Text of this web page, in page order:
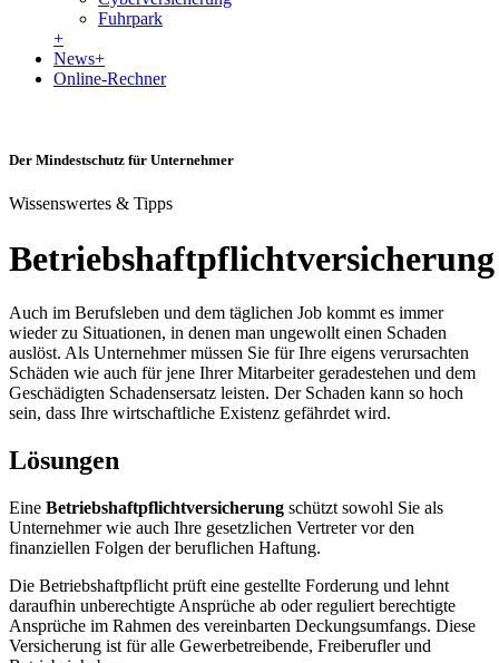
Fuhrpark
+
News+
Online-Rechner
Der Mindestschutz für Unternehmer
Wissenswertes & Tipps
Betriebshaftpflichtversicherung
Auch im Berufsleben und dem täglichen Job kommt es immer
wieder zu Situationen, in denen man ungewollt einen Schaden
auslöst. Als Unternehmer müssen Sie für Ihre eigens verursachten
Schäden wie auch für jene Ihrer Mitarbeiter geradestehen und dem
Geschädigten Schadensersatz leisten. Der Schaden kann so hoch
sein, dass Ihre wirtschaftliche Existenz gefährdet wird.
Lösungen
Eine Betriebshaftpflichtversicherung schützt sowohl Sie als
Unternehmer wie auch Ihre gesetzlichen Vertreter vor den
finanziellen Folgen der beruflichen Haftung.
Die Betriebshaftpflicht prüft eine gestellte Forderung und lehnt
daraufhin unberechtigte Ansprüche ab oder reguliert berechtigte
Ansprüche im Rahmen des vereinbarten Deckungsumfangs. Diese
Versicherung ist für alle Gewerbetreibende, Freiberufler und